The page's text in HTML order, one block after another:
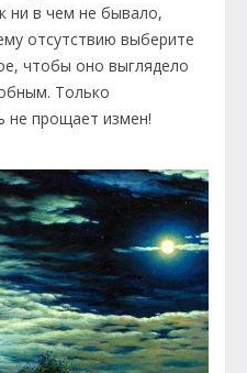
ни в чем не бывало,
отсутствию выберите
чтобы оно выглядело
Только
не прощает измен!